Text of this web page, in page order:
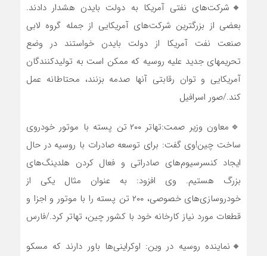
🔸شرکت‌های نفتی آمریکا به دولت بایدن هشدار دادند.
بعضی از بزرگترین شرکت‌های آمریکایی از جمله گروه لابی
صنعت نفت آمریکا از دولت بایدن خواستند در وضع
تحریمهای جدید علیه روسیه که ممکن است به تولیدکنندگان
آمریکایی و توان رقابتی آنها صدمه بزنند، محتاطانه عمل
کند./صور اسرافیل
🔹معاون وزیر صمت:تهاتر ۲۰۰ تن پسته با موتور خودروی
ساخت چین!وی گفت: برای توسعه صادرات با روسیه در حال
ایجاد کنسرسیوم‌های صادراتی و فعال کردن هلدینگ‌های
بزرگ هستیم. وی افزود: به عنوان مثال یکی از
خودروسازی‌های خصوصی، ۲۰۰ تن پسته را با موتور و اجزا و
قطعات مورد نیاز کارخانه خود با کشور چین، تهاتر کرد.‌‌/فارس
🔸نماینده روسیه در وین: اوکراینی‌ها باور دارند که مسکو